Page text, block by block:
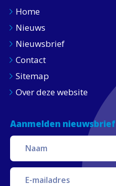
Home
Nieuws
Nieuwsbrief
Contact
Sitemap
Over deze website
Aanmelden nieuwsbrief